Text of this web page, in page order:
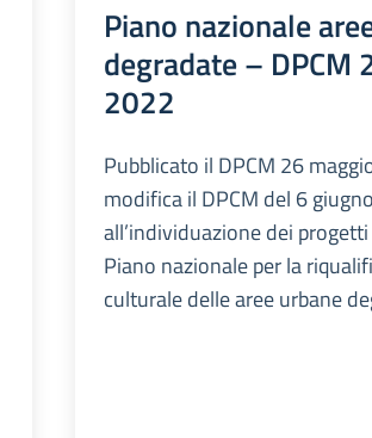
Piano nazionale
degradate – DPCM
2022
Pubblicato il DPCM 26
modifica il DPCM del 6
all’individuazione dei
Piano nazionale per la
culturale delle aree urbane